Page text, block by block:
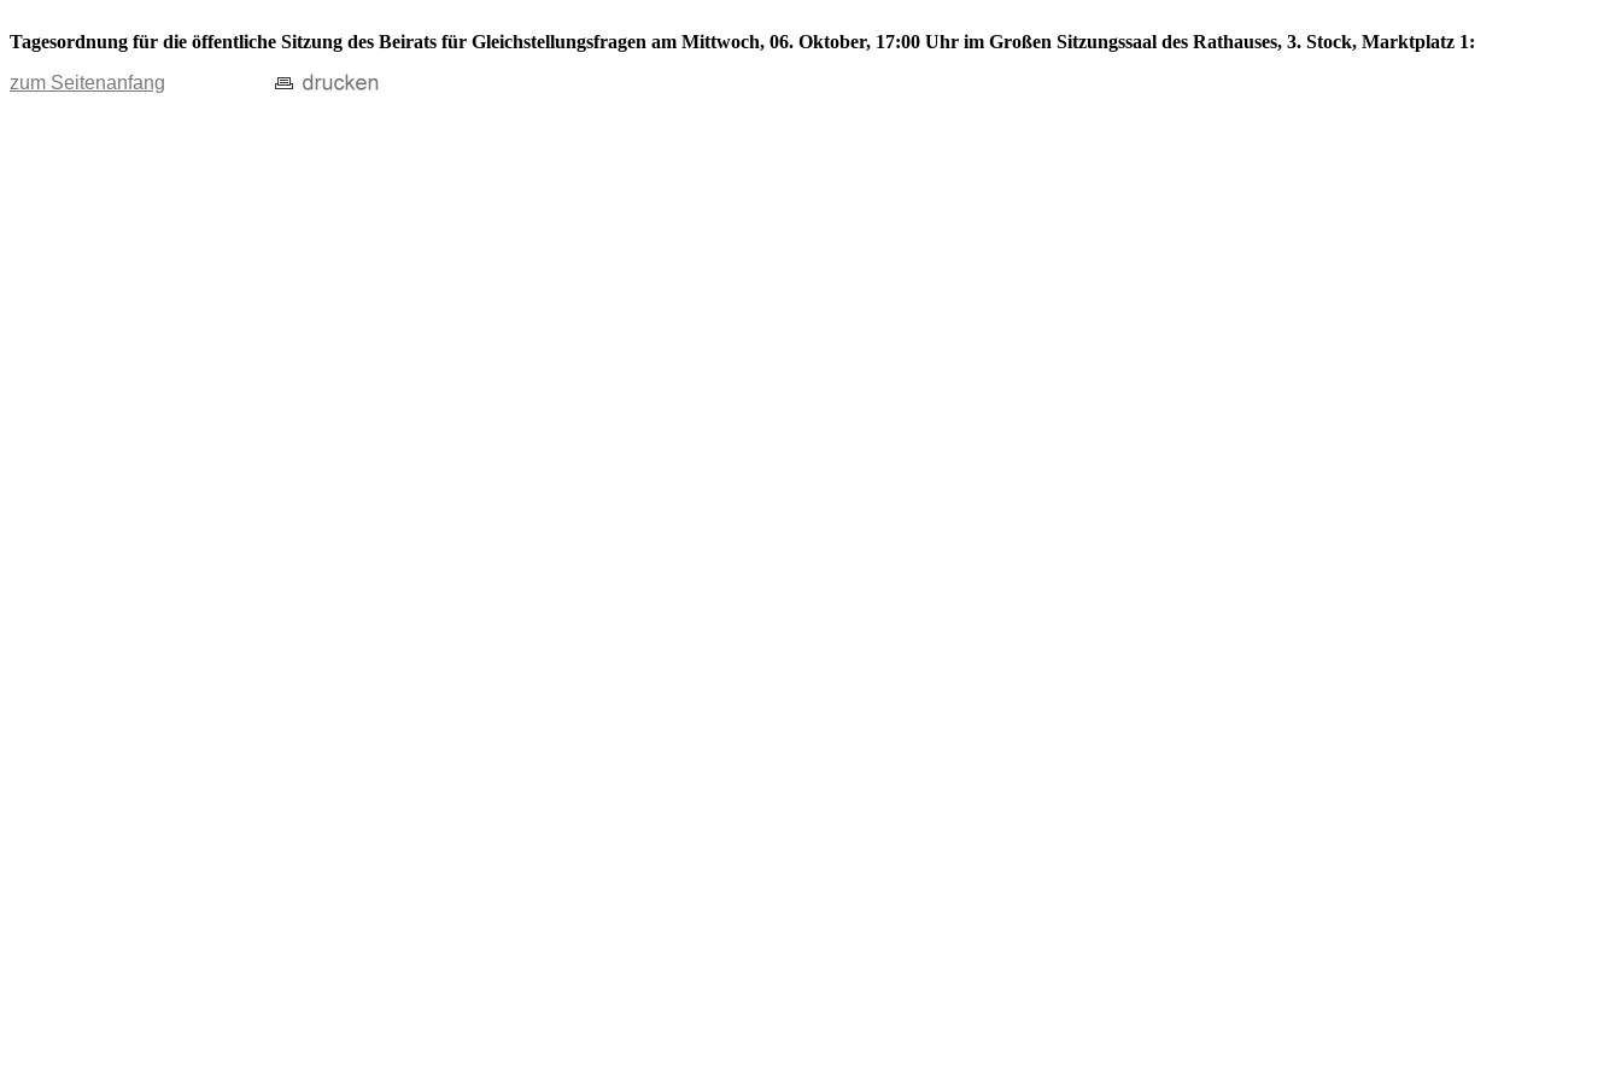
Tagesordnung für die öffentliche Sitzung des Beirats für Gleichstellungsfragen am Mittwoch, 06. Oktober, 17:00 Uhr im Großen Sitzungssaal des Rathauses, 3. Stock, Marktplatz 1:
zum Seitenanfang